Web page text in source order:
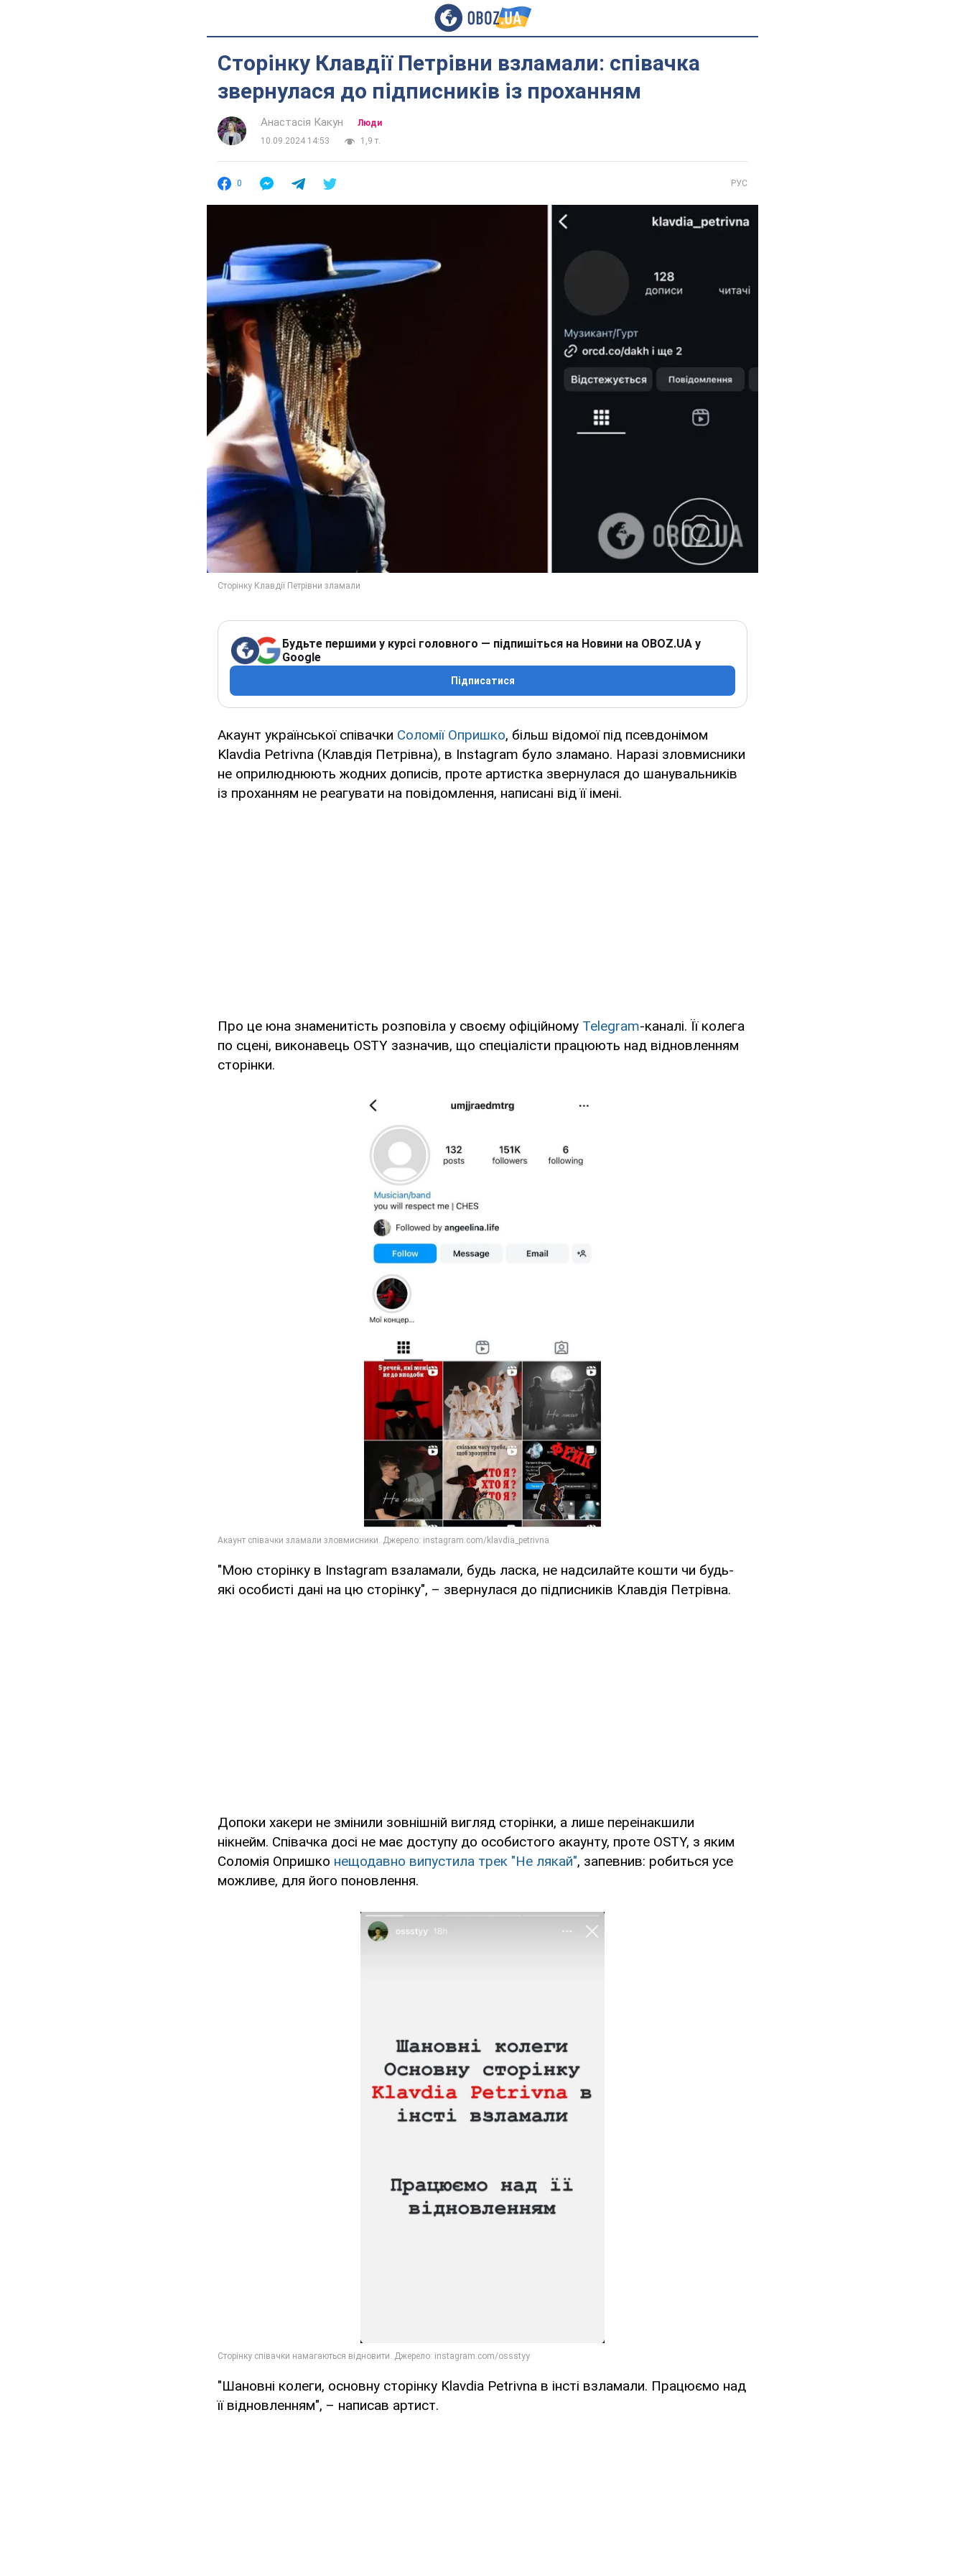
Сторінку Клавдії Петрівни взламали: співачка
звернулася до підписників із проханням
Анастасія Какун
Люди
10.09.2024 14:53
1,9 т.
0 РУС
Будьте першими у курсі головного — підпишіться на Новини на OBOZ.UA у
Google
Підписатися
Акаунт української співачки Соломії Опришко, більш відомої під псевдонімом
Klavdia Petrivna (Клавдія Петрівна), в Instagram було зламано. Наразі зловмисники
не оприлюднюють жодних дописів, проте артистка звернулася до шанувальників
із проханням не реагувати на повідомлення, написані від її імені.
Про це юна знаменитість розповіла у своєму офіційному Telegram-каналі. Її колега
по сцені, виконавець OSTY зазначив, що спеціалісти працюють над відновленням
сторінки.
"Мою сторінку в Instagram взаламали, будь ласка, не надсилайте кошти чи будь-
які особисті дані на цю сторінку", – звернулася до підписників Клавдія Петрівна.
Допоки хакери не змінили зовнішній вигляд сторінки, а лише переінакшили
нікнейм. Співачка досі не має доступу до особистого акаунту, проте OSTY, з яким
Соломія Опришко нещодавно випустила трек "Не лякай", запевнив: робиться усе
можливе, для його поновлення.
"Шановні колеги, основну сторінку Klavdia Petrivna в інсті взламали. Працюємо над
її відновленням", – написав артист.